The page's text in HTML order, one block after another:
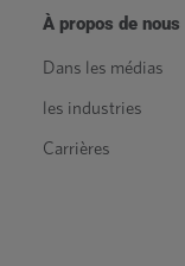
À propos de nous
Dans les médias
les industries
Carrières